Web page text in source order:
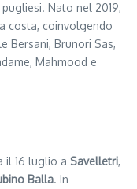
Nato nel 2019,
costa, coinvolgendo
Bersani, Brunori Sas,
Mahmood e
il 16 luglio a Savelletri,
Balla. In